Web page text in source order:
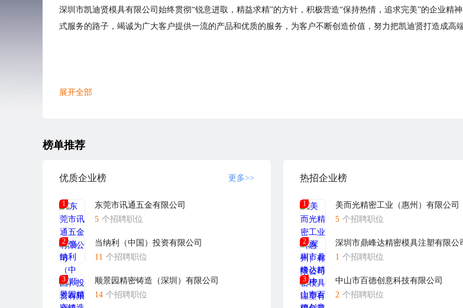
深圳市凯迪贤模具有限公司始终贯彻“锐意进取，精益求精”的方针，积极营造“保持热情，追求完美”的企业
式服务的路子，竭诚为广大客户提供一流的产品和优质的服务，为客户不断创造价值，努力把凯迪贤打造成高
展开全部
榜单推荐
优质企业榜 更多>>
1
东莞市讯通五金有限公司
5 个招聘职位
2
当纳利（中国）投资有限公司
11 个招聘职位
3
顺景园精密铸造（深圳）有限公司
14 个招聘职位
热招企业榜
1
美而光精密工业（惠州）有限公司
5 个招聘职位
2
深圳市鼎峰达精密模具注塑有限公
1 个招聘职位
3
中山市百德创意科技有限公司
2 个招聘职位